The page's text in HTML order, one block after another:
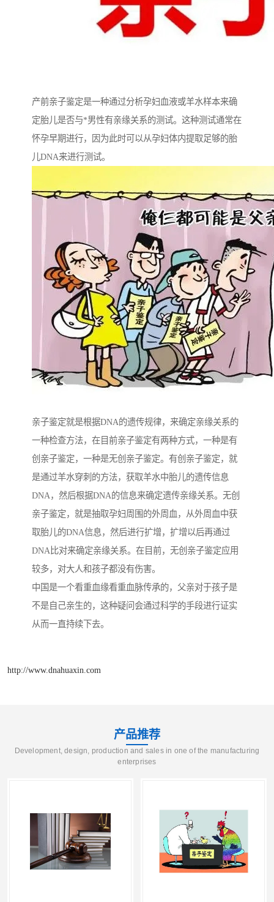
产前亲子鉴定是一种通过分析孕妇血液或羊水样本来确
定胎儿是否与*男性有亲缘关系的测试。这种测试通常在
怀孕早期进行，因为此时可以从孕妇体内提取足够的胎
儿DNA来进行测试。
亲子鉴定就是根据DNA的遗传规律，来确定亲缘关系的
一种检查方法，在目前亲子鉴定有两种方式，一种是有
创亲子鉴定，一种是无创亲子鉴定。有创亲子鉴定，就
是通过羊水穿刺的方法，获取羊水中胎儿的遗传信息
DNA，然后根据DNA的信息来确定遗传亲缘关系。无创
亲子鉴定，就是抽取孕妇周围的外周血，从外周血中获
取胎儿的DNA信息，然后进行扩增，扩增以后再通过
DNA比对来确定亲缘关系。在目前，无创亲子鉴定应用
较多，对大人和孩子都没有伤害。
中国是一个看重血缘看重血脉传承的，父亲对于孩子是
不是自己亲生的，这种疑问会通过科学的手段进行证实
从而一直持续下去。
http://www.dnahuaxin.com
产品推荐
Development, design, production and sales in one of the manufacturing
enterprises